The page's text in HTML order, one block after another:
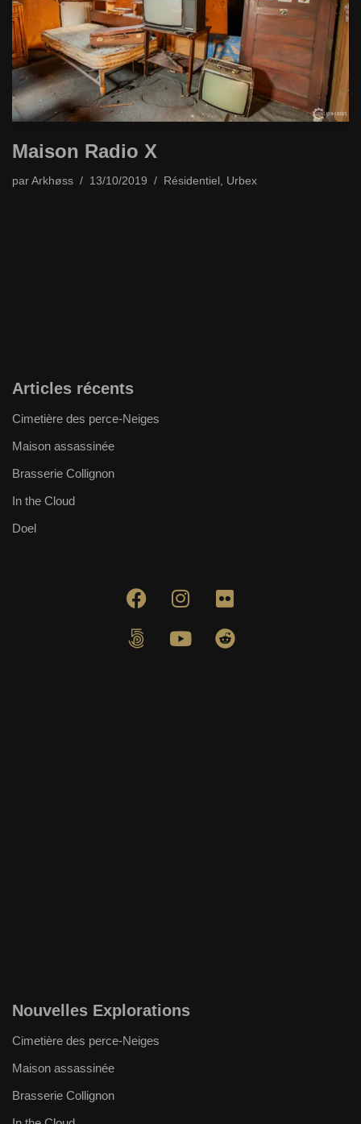
Maison Radio X
par Arkhøss 13/10/2019 Résidentiel Urbex
Articles récents
Cimetière des perce-Neiges
Maison assassinée
Brasserie Collignon
In the Cloud
Doel
Nouvelles Explorations
Cimetière des perce-Neiges
Maison assassinée
Brasserie Collignon